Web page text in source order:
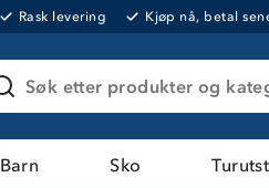
Rask levering Kjøp nå, betal
Søk etter produkter og
Barn Sko